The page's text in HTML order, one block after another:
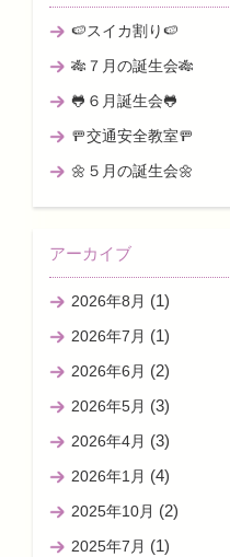
🍉スイカ割り🍉
🎋７月の誕生会🎋
🐸６月誕生会🐸
🚥交通安全教室🚥
🌼５月の誕生会🌼
アーカイブ
2026年8月 (1)
2026年7月 (1)
2026年6月 (2)
2026年5月 (3)
2026年4月 (3)
2026年1月 (4)
2025年10月 (2)
2025年7月 (1)